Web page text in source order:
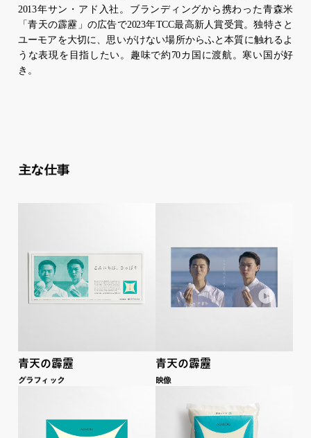
2013年サン・アド入社。ブランディングから携わった青森米
「青天の霹靂」の広告で2023年TCC最高新人賞受賞。独特さと
ユーモアを大切に、思いがけない場所からふと本質に触れるよ
うな表現を目指したい。趣味で約70カ国に渡航。寒い国が好
き。
主な仕事
青天の霹靂
グラフィ ック
青天の霹靂
映像